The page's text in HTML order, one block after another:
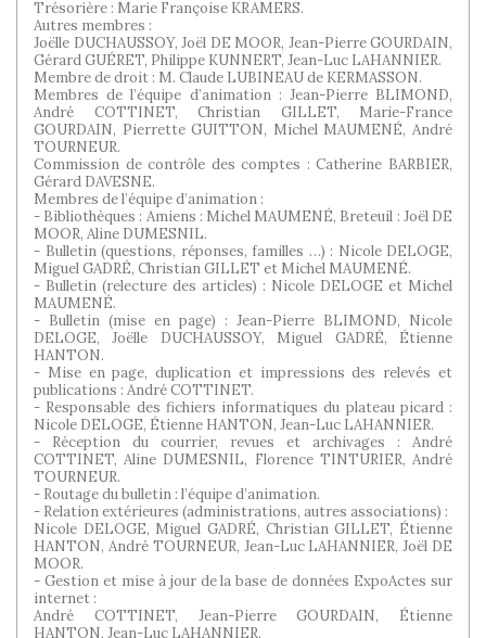
Trésorière : Marie Françoise KRAMERS.
Autres membres :
Joëlle DUCHAUSSOY, Joël DE MOOR, Jean-Pierre GOURDAIN,
Gérard GUÉRET, Philippe KUNNERT, Jean-Luc LAHANNIER.
Membre de droit : M. Claude LUBINEAU de KERMASSON.
Membres de l’équipe d’animation : Jean-Pierre BLIMOND,
André COTTINET, Christian GILLET, Marie-France
GOURDAIN, Pierrette GUITTON, Michel MAUMENÉ, André
TOURNEUR.
Commission de contrôle des comptes : Catherine BARBIER,
Gérard DAVESNE.
Membres de l’équipe d’animation :
- Bibliothèques : Amiens : Michel MAUMENÉ, Breteuil : Joël DE
MOOR, Aline DUMESNIL.
- Bulletin (questions, réponses, familles …) : Nicole DELOGE,
Miguel GADRÉ, Christian GILLET et Michel MAUMENÉ.
- Bulletin (relecture des articles) : Nicole DELOGE et Michel
MAUMENÉ.
- Bulletin (mise en page) : Jean-Pierre BLIMOND, Nicole
DELOGE, Joëlle DUCHAUSSOY, Miguel GADRÉ, Étienne
HANTON.
- Mise en page, duplication et impressions des relevés et
publications : André COTTINET.
- Responsable des fichiers informatiques du plateau picard :
Nicole DELOGE, Étienne HANTON, Jean-Luc LAHANNIER.
- Réception du courrier, revues et archivages : André
COTTINET, Aline DUMESNIL, Florence TINTURIER, André
TOURNEUR.
- Routage du bulletin : l’équipe d’animation.
- Relation extérieures (administrations, autres associations) :
Nicole DELOGE, Miguel GADRÉ, Christian GILLET, Étienne
HANTON, André TOURNEUR, Jean-Luc LAHANNIER, Joël DE
MOOR.
- Gestion et mise à jour de la base de données ExpoActes sur
internet :
André COTTINET, Jean-Pierre GOURDAIN, Étienne
HANTON, Jean-Luc LAHANNIER.